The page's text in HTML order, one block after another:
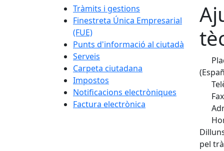
Tràmits i gestions
Finestreta Única Empresarial
(FUE)
Punts d'informació al ciutadà
Serveis
Carpeta ciutadana
Impostos
Notificacions electròniques
Factura electrònica
pel